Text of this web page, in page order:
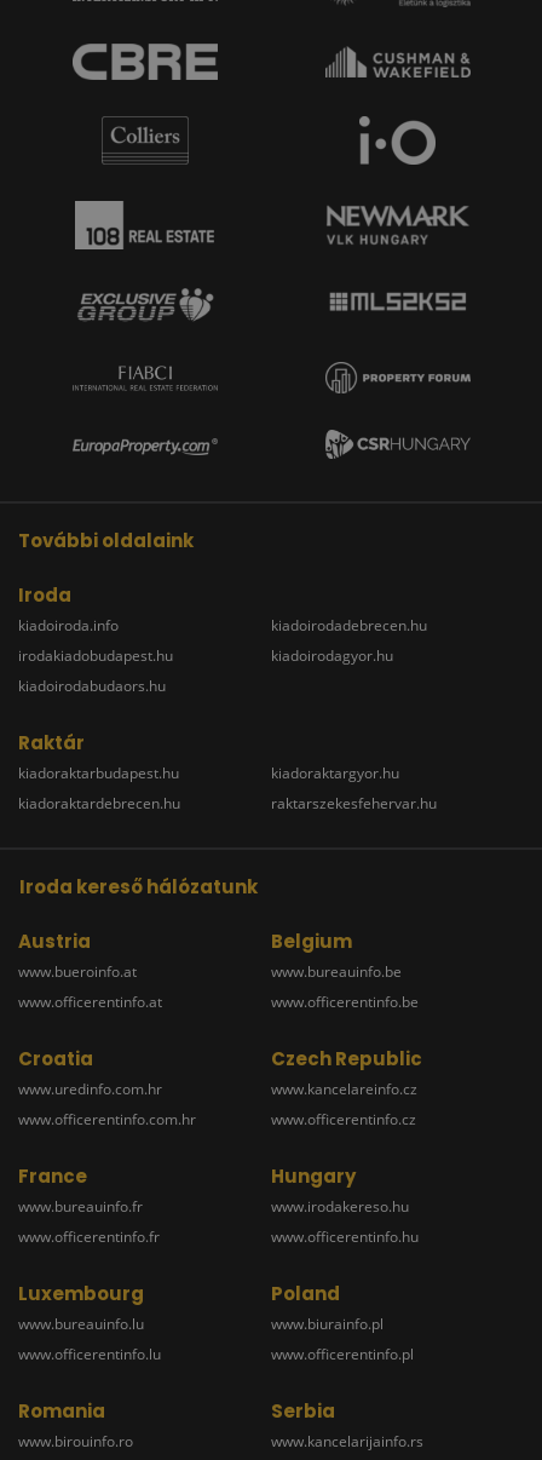
További oldalaink
Iroda
kiadoiroda.info
irodakiadobudapest.hu
kiadoirodabudaors.hu
kiadoirodadebrecen.hu
kiadoirodagyor.hu
Raktár
kiadoraktarbudapest.hu
kiadoraktardebrecen.hu
kiadoraktargyor.hu
raktarszekesfehervar.hu
Iroda kereső hálózatunk
Austria
www.bueroinfo.at
www.officerentinfo.at
Belgium
www.bureauinfo.be
www.officerentinfo.be
Croatia
www.uredinfo.com.hr
www.officerentinfo.com.hr
Czech Republic
www.kancelareinfo.cz
www.officerentinfo.cz
France
www.bureauinfo.fr
www.officerentinfo.fr
Hungary
www.irodakereso.hu
www.officerentinfo.hu
Luxembourg
www.bureauinfo.lu
www.officerentinfo.lu
Poland
www.biurainfo.pl
www.officerentinfo.pl
Romania
www.birouinfo.ro
Serbia
www.kancelarijainfo.rs